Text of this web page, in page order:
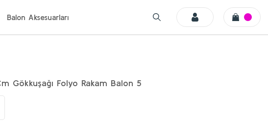
Balon Aksesuarları
Gökkuşağı Folyo Rakam Balon 5